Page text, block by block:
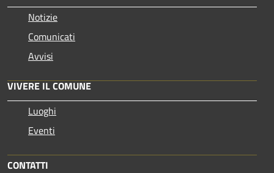
Notizie
Comunicati
Avvisi
VIVERE IL COMUNE
Luoghi
Eventi
CONTATTI